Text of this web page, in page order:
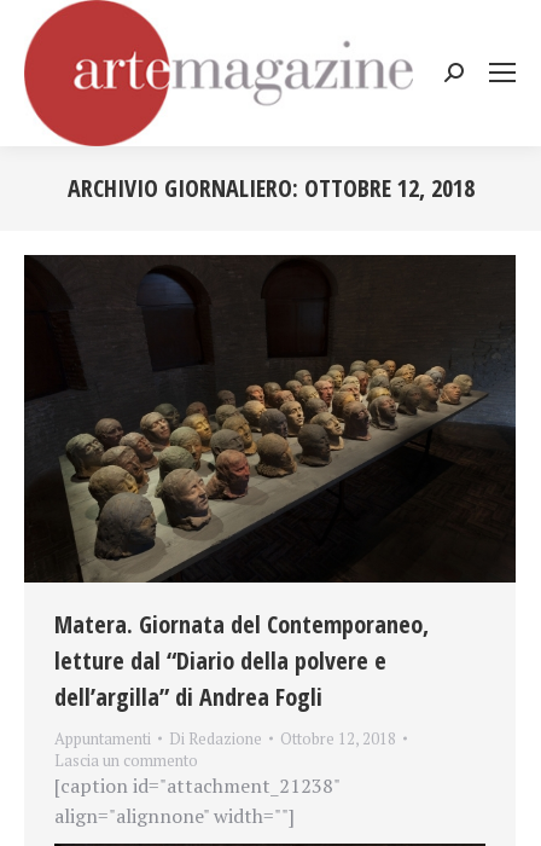
Cerca:
ARCHIVIO GIORNALIERO: OTTOBRE 12, 2018
Matera. Giornata del Contemporaneo,
letture dal “Diario della polvere e
dell’argilla” di Andrea Fogli
Appuntamenti Di Redazione
Ottobre 12, 2018
Lascia un commento
[caption id="attachment_21238"
align="alignnone" width=""]